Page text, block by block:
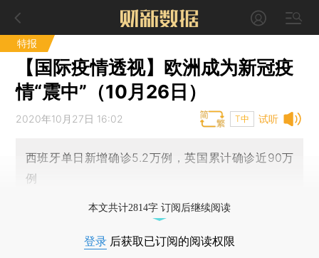
特报
【国际疫情透视】欧洲成为新冠疫
情“震中”（10月26日）
试听
2020年10月27日 16:02 T中
西班牙单日新增确诊5.2万例，英国累计确诊近90万
例
本文共计2814字 订阅后继续阅读
登录 后获取已订阅的阅读权限